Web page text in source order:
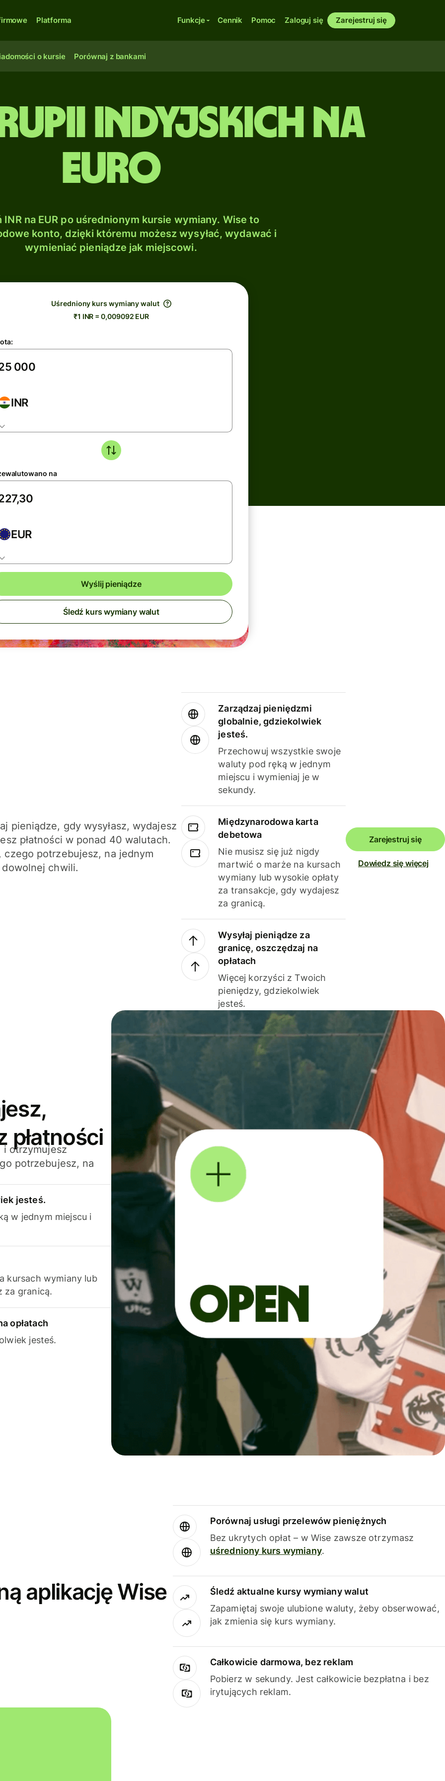
Platforma Funkcje Cennik Pomoc Zaloguj się Zarejestruj się
o kursie Porównaj z bankami
indyjskich na
Euro
INR na EUR po uśrednionym kursie wymiany. Wise to
konto, dzięki któremu możesz wysyłać, wydawać i
wymieniać pieniądze jak miejscowi.
Uśredniony kurs wymiany walut
₹1 INR = 0,009092 EUR
INR
na
EUR
Wyślij pieniądze
Śledź kurs wymiany walut
pieniądze, gdy wysyłasz, wydajesz
płatności w ponad 40 walutach.
czego potrzebujesz, na jednym
chwili.
Zarządzaj pieniędzmi
globalnie, gdziekolwiek
jesteś.
Przechowuj wszystkie swoje
waluty pod ręką w jednym
miejscu i wymieniaj je w
sekundy.
Międzynarodowa karta
debetowa
Nie musisz się już nigdy
martwić o marże na kursach
wymiany lub wysokie opłaty
za transakcje, gdy wydajesz
za granicą.
Wysyłaj pieniądze za
granicę, oszczędzaj na
opłatach
Więcej korzyści z Twoich
pieniędzy, gdziekolwiek
jesteś.
Zarejestruj się
Dowiedz się więcej
płatności
i otrzymujesz
potrzebujesz, na
jesteś.
w jednym miejscu i
kursach wymiany lub
za granicą.
opłatach
jesteś.
aplikację Wise
Porównaj usługi przelewów pieniężnych
Bez ukrytych opłat – w Wise zawsze otrzymasz
uśredniony kurs wymiany.
Śledź aktualne kursy wymiany walut
Zapamiętaj swoje ulubione waluty, żeby obserwować,
jak zmienia się kurs wymiany.
Całkowicie darmowa, bez reklam
Pobierz w sekundy. Jest całkowicie bezpłatna i bez
irytujących reklam.